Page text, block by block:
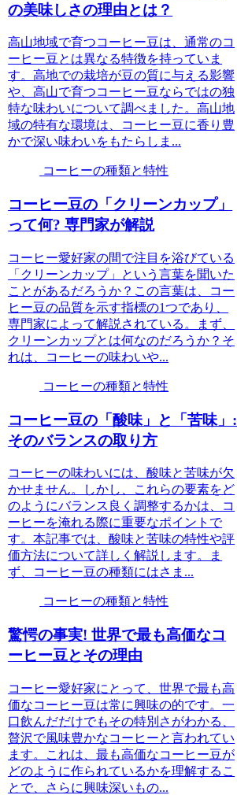
の美味しさの理由とは？
高山地域で育つコーヒー豆は、通常のコ
ーヒー豆とは異なる特徴を持っていま
す。高地での栽培が豆の質に与える影響
や、高山で育つコーヒー豆ならではの独
特な味わいについて調べました。高山地
域の特有な環境は、コーヒー豆に香り豊
かで深い味わいをもたらしま...
コーヒーの種類と特性
コーヒー豆の「クリーンカップ」
って何? 専門家が解説
コーヒー愛好家の間で注目を浴びている
「クリーンカップ」という言葉を聞いた
ことがあるだろうか？この言葉は、コー
ヒー豆の品質を示す指標の1つであり、
専門家によって解説されている。まず、
クリーンカップとは何なのだろうか？そ
れは、コーヒーの味わいや...
コーヒーの種類と特性
コーヒー豆の「酸味」と「苦味」:
そのバランスの取り方
コーヒーの味わいには、酸味と苦味が欠
かせません。しかし、これらの要素をど
のようにバランス良く調整するかは、コ
ーヒーを淹れる際に重要なポイントで
す。本記事では、酸味と苦味の特性や評
価方法について詳しく解説します。ま
ず、コーヒー豆の種類にはさま...
コーヒーの種類と特性
驚愕の事実! 世界で最も高価なコ
ーヒー豆とその理由
コーヒー愛好家にとって、世界で最も高
価なコーヒー豆は常に興味の的です。一
口飲んだだけでもその特別さがわかる、
贅沢で風味豊かなコーヒーと言われてい
ます。これは、最も高価なコーヒー豆が
どのように作られているかを理解するこ
とで、さらに興味深いもの...